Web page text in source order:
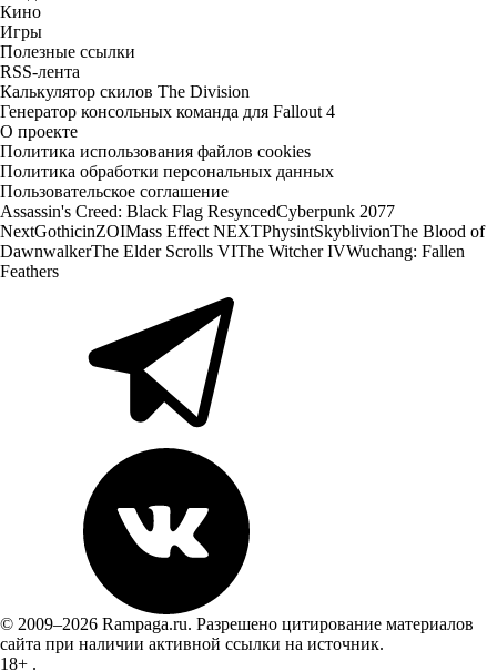
Кино
Игры
Полезные ссылки
RSS-лента
Калькулятор скилов The Division
Генератор консольных команда для Fallout 4
О проекте
Политика использования файлов cookies
Политика обработки персональных данных
Пользовательское соглашение
Assassin's Creed: Black Flag ResyncedCyberpunk 2077
NextGothicinZOIMass Effect NEXTPhysintSkyblivionThe Blood of
DawnwalkerThe Elder Scrolls VIThe Witcher IVWuchang: Fallen
Feathers
© 2009–2026 Rampaga.ru. Разрешено цитирование материалов
сайта при наличии активной ссылки на источник.
18+ .